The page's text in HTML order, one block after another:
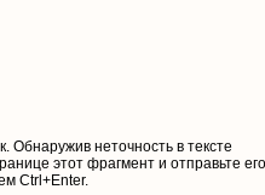
Обнаружив неточность в тексте
этот фрагмент и отправьте его
Ctrl+Enter.